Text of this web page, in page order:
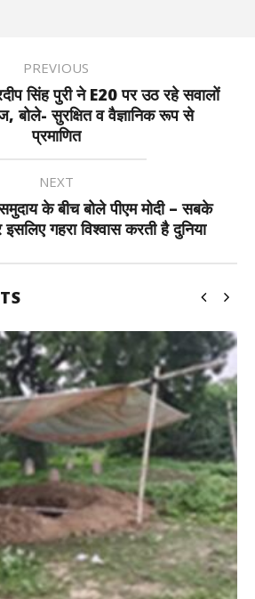
PREVIOUS
सिंह पुरी ने E20 पर उठ रहे सवालों
बोले- सुरक्षित व वैज्ञानिक रूप से
प्रमाणित
NEXT
के बीच बोले पीएम मोदी – सबके
गहरा विश्वास करती है दुनिया